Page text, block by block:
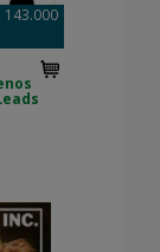
143.000